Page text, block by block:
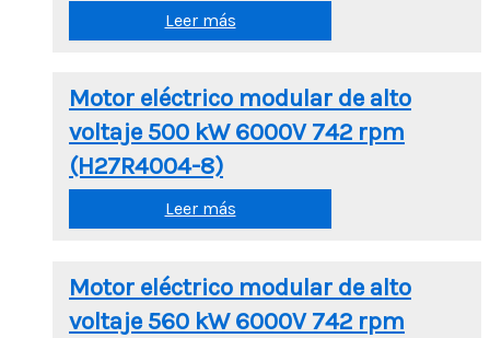
Leer más
Motor eléctrico modular de alto
voltaje 500 kW 6000V 742 rpm
(H27R4004-8)
Leer más
Motor eléctrico modular de alto
voltaje 560 kW 6000V 742 rpm